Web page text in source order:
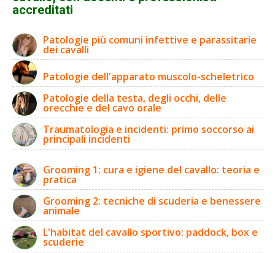
accreditati
Patologie più comuni infettive e parassitarie
dei cavalli
Patologie dell'apparato muscolo-scheletrico
Patologie della testa, degli occhi, delle
orecchie e del cavo orale
Traumatologia e incidenti: primo soccorso ai
principali incidenti
Grooming 1: cura e igiene del cavallo: teoria e
pratica
Grooming 2: tecniche di scuderia e benessere
animale
L'habitat del cavallo sportivo: paddock, box e
scuderie